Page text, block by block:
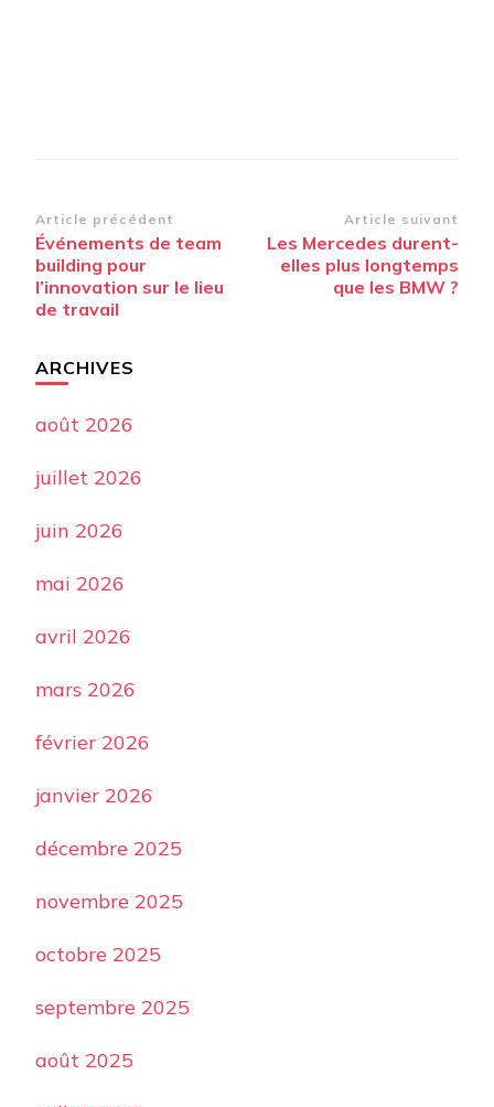
Navigation
d’article
Article précédent
Événements de team
building pour
l’innovation sur le lieu
de travail
Article suivant
Les Mercedes durent-
elles plus longtemps
que les BMW ?
ARCHIVES
août 2026
juillet 2026
juin 2026
mai 2026
avril 2026
mars 2026
février 2026
janvier 2026
décembre 2025
novembre 2025
octobre 2025
septembre 2025
août 2025